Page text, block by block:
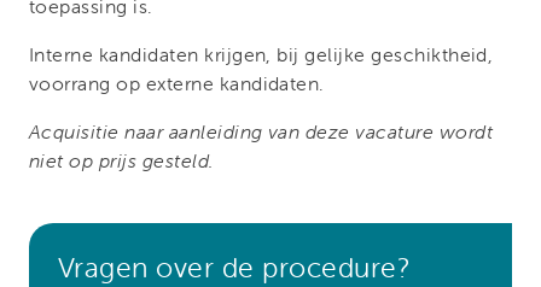
toepassing is.
Interne kandidaten krijgen, bij gelijke geschiktheid,
voorrang op externe kandidaten.
Acquisitie naar aanleiding van deze vacature wordt
niet op prijs gesteld.
Vragen over de procedure?